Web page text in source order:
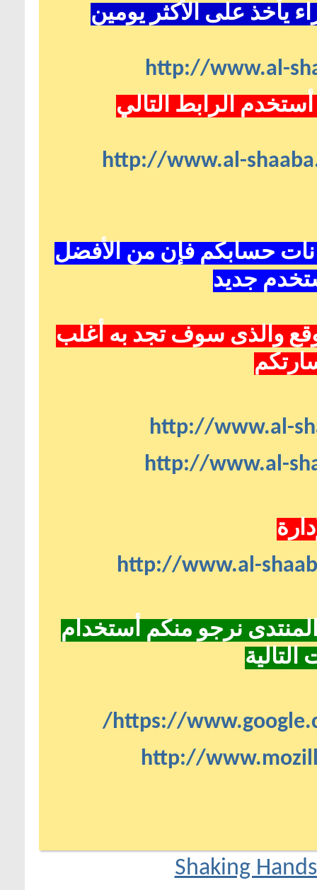
يأخذ على الأكثر يومين
http://www.al-
الرابط التالي
http://www.al-
حسابكم فإن من الأفضل
جديد
والذى سوف تجد به أغلب
http://www.al-
http://www.al-
http://www.al-
نرجو منكم أستخدام
https://
http://
Shaking